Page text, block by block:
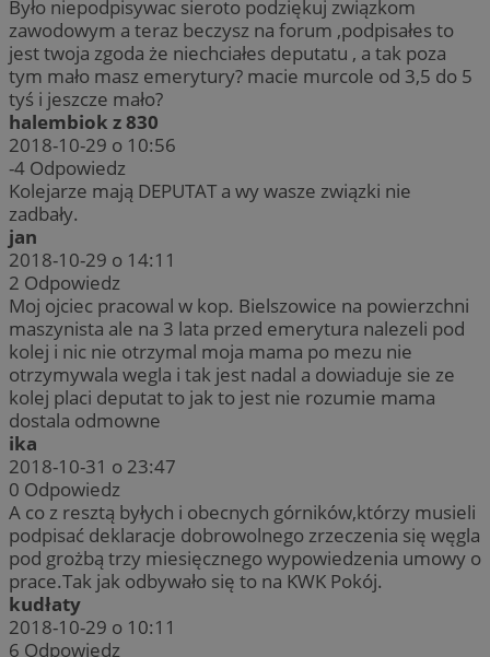
Było niepodpisywac sieroto podziękuj związkom
zawodowym a teraz beczysz na forum ,podpisałes to
jest twoja zgoda że niechciałes deputatu , a tak poza
tym mało masz emerytury? macie murcole od 3,5 do 5
tyś i jeszcze mało?
halembiok z 830
2018-10-29 o 10:56
-4 Odpowiedz
Kolejarze mają DEPUTAT a wy wasze związki nie
zadbały.
jan
2018-10-29 o 14:11
2 Odpowiedz
Moj ojciec pracowal w kop. Bielszowice na powierzchni
maszynista ale na 3 lata przed emerytura nalezeli pod
kolej i nic nie otrzymal moja mama po mezu nie
otrzymywala wegla i tak jest nadal a dowiaduje sie ze
kolej placi deputat to jak to jest nie rozumie mama
dostala odmowne
ika
2018-10-31 o 23:47
0 Odpowiedz
A co z resztą byłych i obecnych górników,którzy musieli
podpisać deklaracje dobrowolnego zrzeczenia się węgla
pod grożbą trzy miesięcznego wypowiedzenia umowy o
prace.Tak jak odbywało się to na KWK Pokój.
kudłaty
2018-10-29 o 10:11
6 Odpowiedz